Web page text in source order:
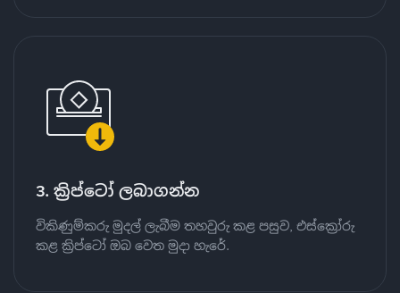
3. ක්‍රිප්ටෝ ලබාගන්න
විකිණුම්කරු මුදල් ලැබීම තහවුරු කළ පසුව, එස්ක්‍රෝරු
කළ ක්‍රිප්ටෝ ඔබ වෙත මුදා හැරේ.